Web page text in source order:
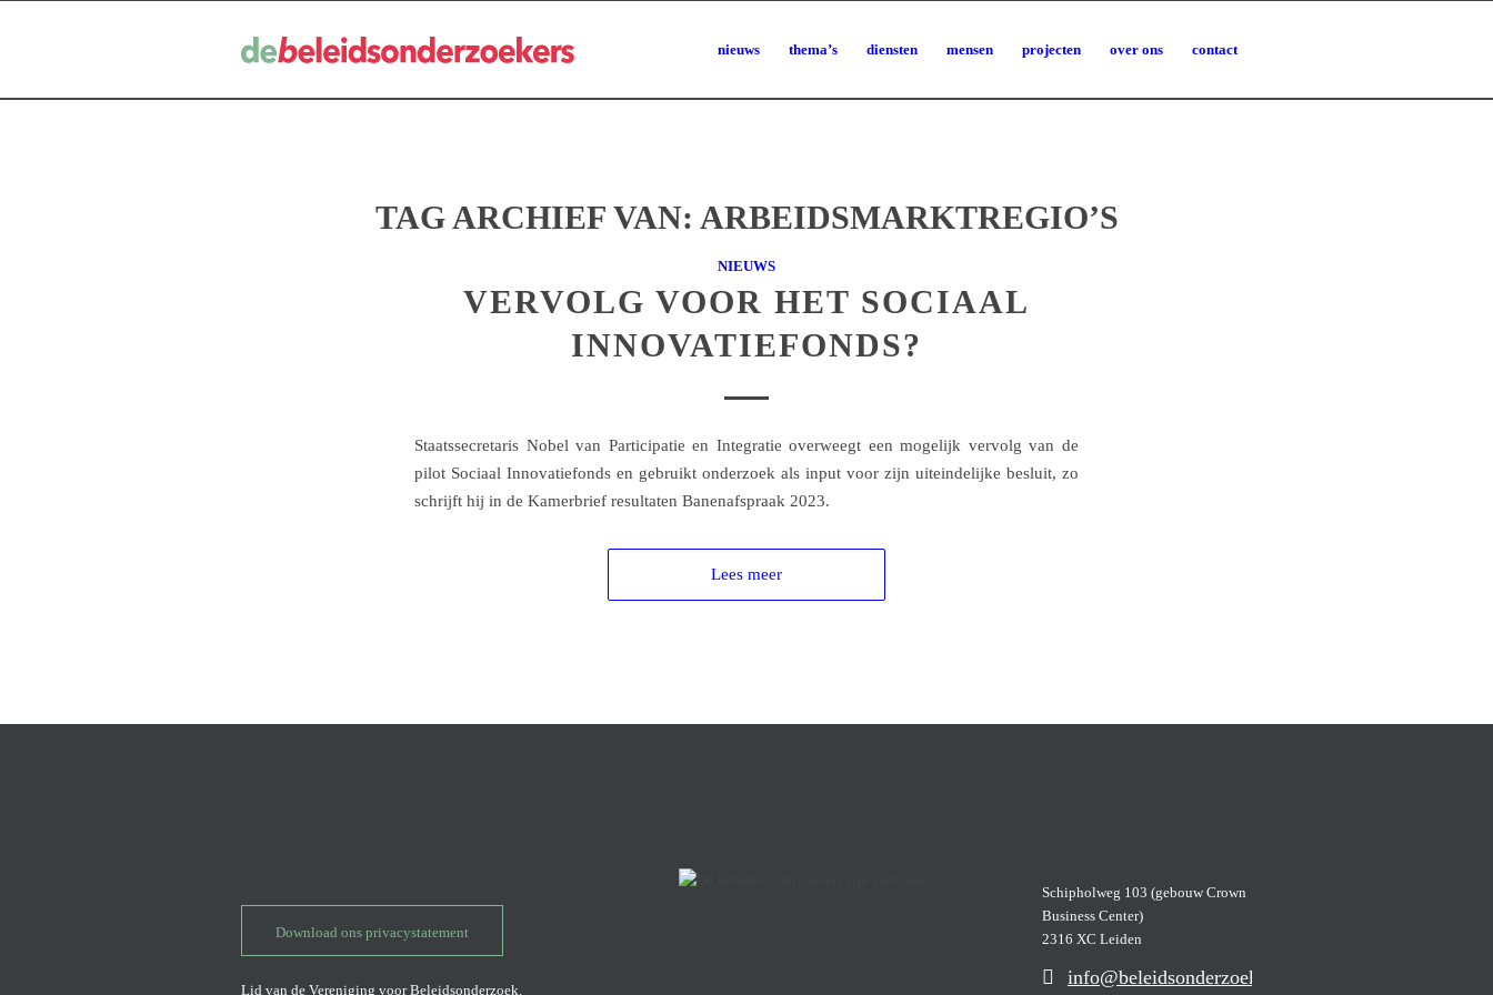
nieuws thema’s diensten mensen projecten over ons contact
TAG ARCHIEF VAN: ARBEIDSMARKTREGIO’S
NIEUWS
VERVOLG VOOR HET SOCIAAL
INNOVATIEFONDS?
Staatssecretaris Nobel van Participatie en Integratie overweegt een mogelijk vervolg van de
pilot Sociaal Innovatiefonds en gebruikt onderzoek als input voor zijn uiteindelijke besluit, zo
schrijft hij in de Kamerbrief resultaten Banenafspraak 2023.
Lees meer
Download ons privacystatement
Lid van de Vereniging voor Beleidsonderzoek
Schipholweg 103 (gebouw Crown
Business Center)
2316 XC Leiden
info@beleidsonderzoekers.nl